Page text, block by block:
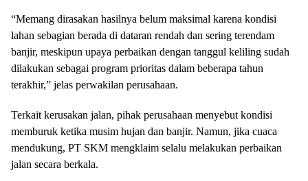
“Memang dirasakan hasilnya belum maksimal karena kondisi
lahan sebagian berada di dataran rendah dan sering terendam
banjir, meskipun upaya perbaikan dengan tanggul keliling sudah
dilakukan sebagai program prioritas dalam beberapa tahun
terakhir,” jelas perwakilan perusahaan.
Terkait kerusakan jalan, pihak perusahaan menyebut kondisi
memburuk ketika musim hujan dan banjir. Namun, jika cuaca
mendukung, PT SKM mengklaim selalu melakukan perbaikan
jalan secara berkala.